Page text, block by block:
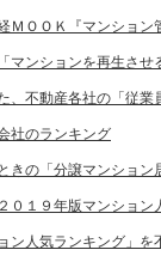
ＭＯＯＫ『マンション
マンションを再生させ
、不動産各社の「従業
社のランキング
きの「分譲マンション
０１９年版マンショ
ン人気ランキング」